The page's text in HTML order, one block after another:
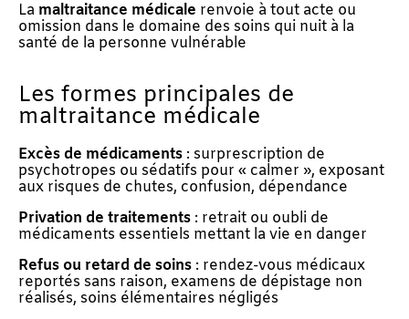
La maltraitance médicale renvoie à tout acte ou
omission dans le domaine des soins qui nuit à la
santé de la personne vulnérable
Les formes principales de
maltraitance médicale
Excès de médicaments : surprescription de
psychotropes ou sédatifs pour « calmer », exposant
aux risques de chutes, confusion, dépendance
Privation de traitements : retrait ou oubli de
médicaments essentiels mettant la vie en danger
Refus ou retard de soins : rendez-vous médicaux
reportés sans raison, examens de dépistage non
réalisés, soins élémentaires négligés